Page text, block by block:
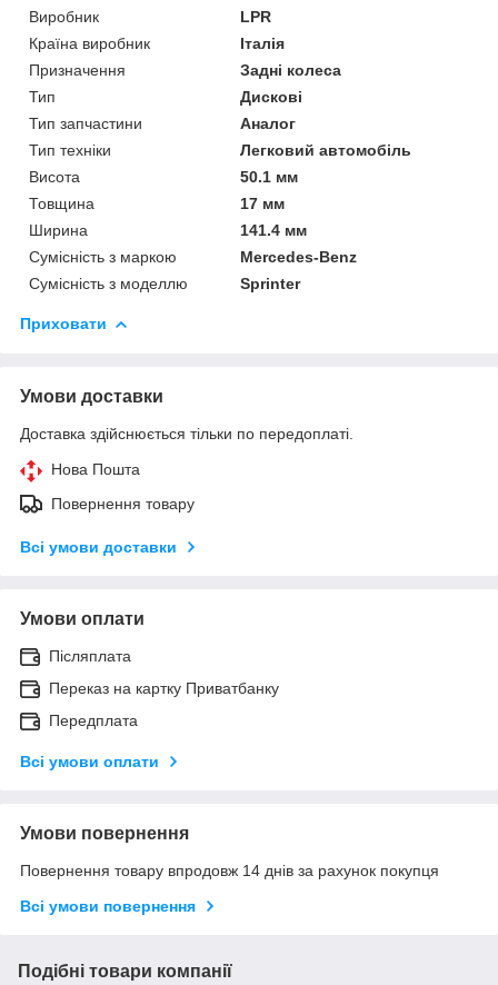
Виробник
LPR
Країна виробник
Італія
Призначення
Задні колеса
Тип
Дискові
Тип запчастини
Аналог
Тип техніки
Легковий автомобіль
Висота
50.1 мм
Товщина
17 мм
Ширина
141.4 мм
Сумісність з маркою
Mercedes-Benz
Сумісність з моделлю
Sprinter
Приховати
Умови доставки
Доставка здійснюється тільки по передоплаті.
Нова Пошта
Повернення товару
Всі умови доставки
Умови оплати
Післяплата
Переказ на картку Приватбанку
Передплата
Всі умови оплати
Умови повернення
Повернення товару впродовж 14 днів за рахунок покупця
Всі умови повернення
Подібні товари компанії